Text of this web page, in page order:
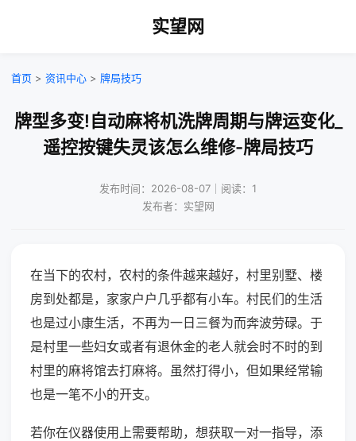
实望网
首页 > 资讯中心 > 牌局技巧
牌型多变!自动麻将机洗牌周期与牌运变化_
遥控按键失灵该怎么维修-牌局技巧
发布时间：2026-08-07｜阅读：1
发布者：实望网
在当下的农村，农村的条件越来越好，村里别墅、楼
房到处都是，家家户户几乎都有小车。村民们的生活
也是过小康生活，不再为一日三餐为而奔波劳碌。于
是村里一些妇女或者有退休金的老人就会时不时的到
村里的麻将馆去打麻将。虽然打得小，但如果经常输
也是一笔不小的开支。
若你在仪器使用上需要帮助，想获取一对一指导，添